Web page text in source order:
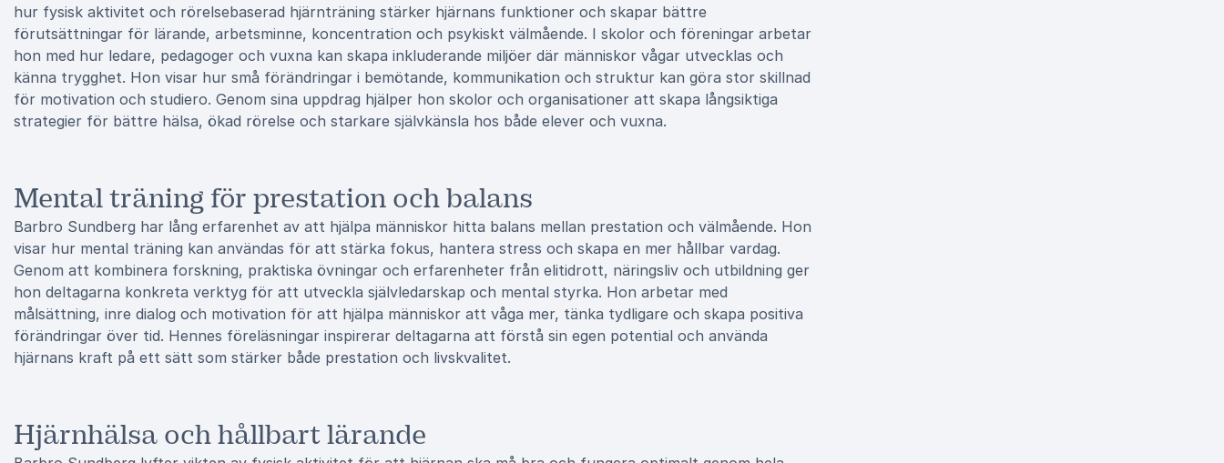
hur fysisk aktivitet och rörelsebaserad hjärnträning stärker hjärnans funktioner och skapar bättre
förutsättningar för lärande, arbetsminne, koncentration och psykiskt välmående. I skolor och föreningar arbetar
hon med hur ledare, pedagoger och vuxna kan skapa inkluderande miljöer där människor vågar utvecklas och
känna trygghet. Hon visar hur små förändringar i bemötande, kommunikation och struktur kan göra stor skillnad
för motivation och studiero. Genom sina uppdrag hjälper hon skolor och organisationer att skapa långsiktiga
strategier för bättre hälsa, ökad rörelse och starkare självkänsla hos både elever och vuxna.
Mental träning för prestation och balans
Barbro Sundberg har lång erfarenhet av att hjälpa människor hitta balans mellan prestation och välmående. Hon
visar hur mental träning kan användas för att stärka fokus, hantera stress och skapa en mer hållbar vardag.
Genom att kombinera forskning, praktiska övningar och erfarenheter från elitidrott, näringsliv och utbildning ger
hon deltagarna konkreta verktyg för att utveckla självledarskap och mental styrka. Hon arbetar med
målsättning, inre dialog och motivation för att hjälpa människor att våga mer, tänka tydligare och skapa positiva
förändringar över tid. Hennes föreläsningar inspirerar deltagarna att förstå sin egen potential och använda
hjärnans kraft på ett sätt som stärker både prestation och livskvalitet.
Hjärnhälsa och hållbart lärande